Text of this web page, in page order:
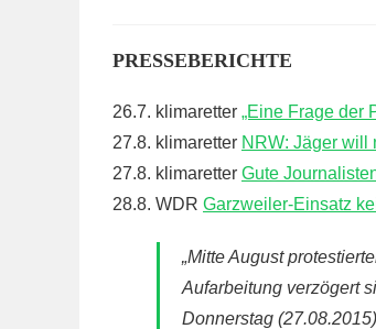
PRESSEBERICHTE
26.7. klimaretter „Eine Frage der
27.8. klimaretter NRW: Jäger will
27.8. klimaretter Gute
28.8. WDR Garzweiler-Einsatz
„Mitte August
Aufarbeitung verzögert
Donnerstag